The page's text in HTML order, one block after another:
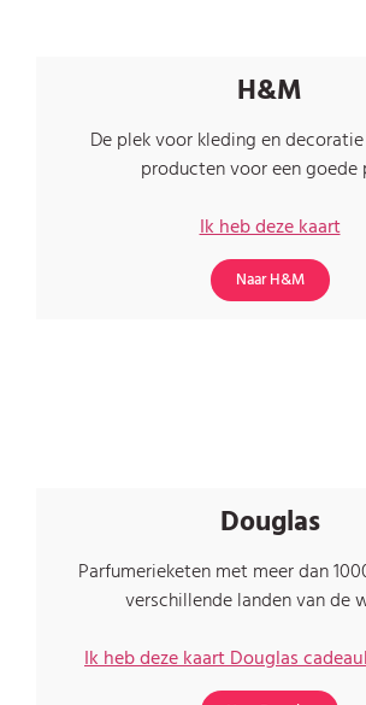
H&M
De plek voor kleding en
producten voor een goede
Ik heb deze kaart
Naar H&M
Douglas
Parfumerieketen met meer dan
verschillende landen van de
Ik heb deze kaartDouglas